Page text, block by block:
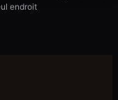
endroit